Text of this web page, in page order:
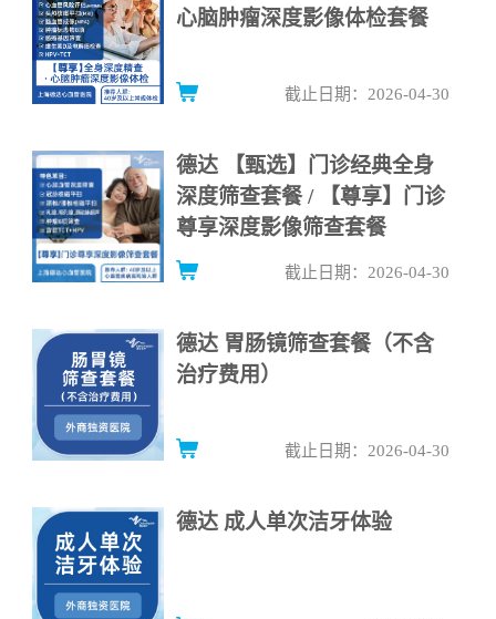
心脑肿瘤深度影像体检套餐
截止日期：2026-04-30
德达 【甄选】门诊经典全身
深度筛查套餐 / 【尊享】门诊
尊享深度影像筛查套餐
截止日期：2026-04-30
德达 胃肠镜筛查套餐（不含
治疗费用）
截止日期：2026-04-30
德达 成人单次洁牙体验